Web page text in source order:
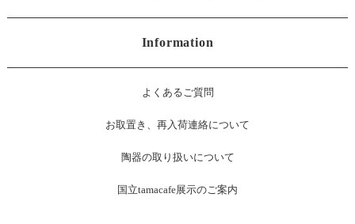
Information
よくあるご質問
お取置き、再入荷連絡について
陶器の取り扱いについて
国立tamacafe展示のご案内